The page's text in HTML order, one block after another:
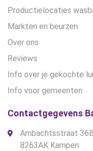
Productielocaties
Markten en beurzen
Over ons
Reviews
Info over je gekochte
Info voor gemeenten
Contactgegevens
Ambachtsstraat 36B
8263AK Kampen